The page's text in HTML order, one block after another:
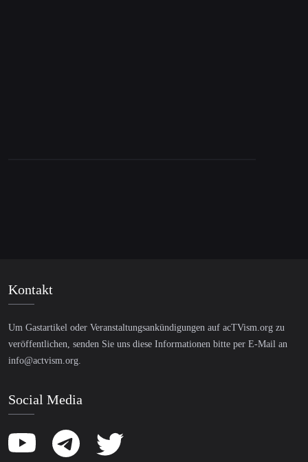
Kontakt
Um Gastartikel oder Veranstaltungsankündigungen auf acTVism.org zu
veröffentlichen, senden Sie uns diese Informationen bitte per E-Mail an
info@actvism.org
Social Media